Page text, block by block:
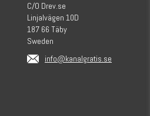
C/O Drev.se
Linjalvägen 10D
187 66 Täby
Sweden
info@kanalgratis.se